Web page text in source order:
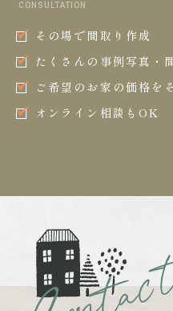
CONSULTATION
その場で間取り作成
たくさんの事例写真・
ご希望のお家の価格を
オンライン相談もOK